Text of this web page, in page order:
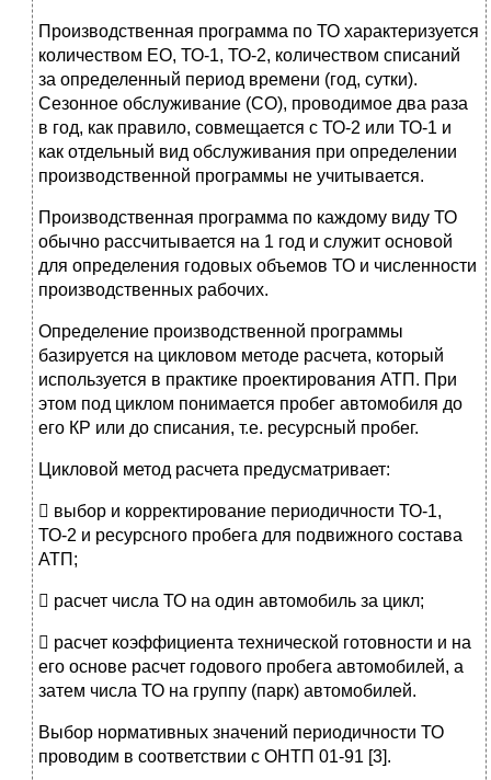
Производственная программа по ТО характеризуется
количеством ЕО, ТО-1, ТО-2, количеством списаний
за определенный период времени (год, сутки).
Сезонное обслуживание (СО), проводимое два раза
в год, как правило, совмещается с ТО-2 или ТО-1 и
как отдельный вид обслуживания при определении
производственной программы не учитывается.
Производственная программа по каждому виду ТО
обычно рассчитывается на 1 год и служит основой
для определения годовых объемов ТО и численности
производственных рабочих.
Определение производственной программы
базируется на цикловом методе расчета, который
используется в практике проектирования АТП. При
этом под циклом понимается пробег автомобиля до
его КР или до списания, т.е. ресурсный пробег.
Цикловой метод расчета предусматривает:
 выбор и корректирование периодичности ТО-1,
ТО-2 и ресурсного пробега для подвижного состава
АТП;
 расчет числа ТО на один автомобиль за цикл;
 расчет коэффициента технической готовности и на
его основе расчет годового пробега автомобилей, а
затем числа ТО на группу (парк) автомобилей.
Выбор нормативных значений периодичности ТО
проводим в соответствии с ОНТП 01-91 [3].